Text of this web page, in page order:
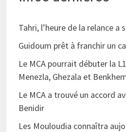
Tahri, l’heure de la relance a
Guidoum prêt à franchir un
Le MCA pourrait débuter la
Menezla, Ghezala et
Le MCA a trouvé un accord
Benidir
Les Mouloudia connaîtra